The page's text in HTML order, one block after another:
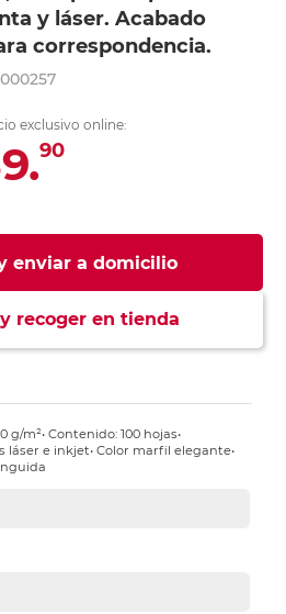
y láser. Acabado
correspondencia.
exclusivo online:
90
enviar a domicilio
recoger en tienda
g/m²• Contenido: 100 hojas•
e inkjet• Color marfil elegante•